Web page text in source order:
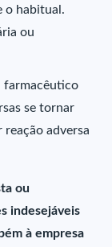
o habitual.
ou
farmacêutico
se tornar
reação adversa
ou
indesejáveis
à empresa